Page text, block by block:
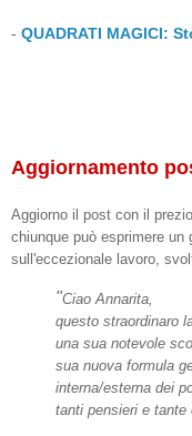
- QUADRATI MAGICI:
Aggiornamento
Aggiorno il post con il
chiunque può esprimere
sull'eccezionale lavoro,
"Ciao Annarita,
questo straordinaro
una sua notevole
sua nuova formula
interna/esterna dei
tanti pensieri e tante